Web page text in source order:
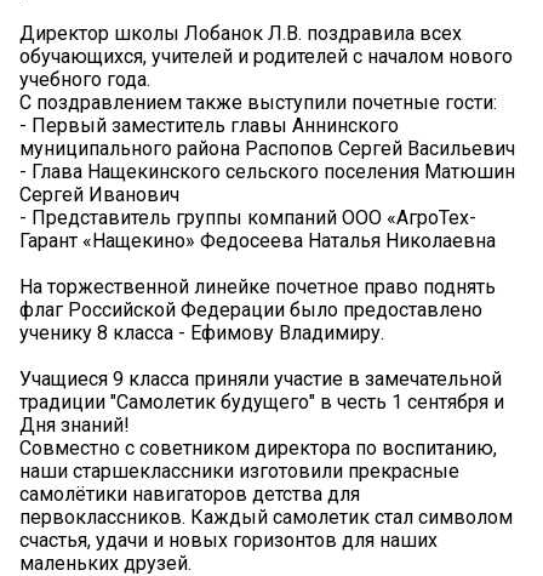
Директор школы Лобанок Л.В. поздравила всех
обучающихся, учителей и родителей с началом нового
учебного года.
С поздравлением также выступили почетные гости:
- Первый заместитель главы Аннинского
муниципального района Распопов Сергей Васильевич
- Глава Нащекинского сельского поселения Матюшин
Сергей Иванович
- Представитель группы компаний ООО «АгроТех-
Гарант «Нащекино» Федосеева Наталья Николаевна
На торжественной линейке почетное право поднять
флаг Российской Федерации было предоставлено
ученику 8 класса - Ефимову Владимиру.
Учащиеся 9 класса приняли участие в замечательной
традиции "Самолетик будущего" в честь 1 сентября и
Дня знаний!
️Совместно с советником директора по воспитанию,
наши старшеклассники изготовили прекрасные
самолётики навигаторов детства для
первоклассников. Каждый самолетик стал символом
счастья, удачи и новых горизонтов для наших
маленьких друзей.